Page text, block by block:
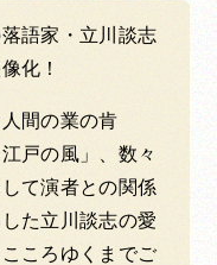
語家・立川談志
化！
間の業の肯
戸の風」、数々
て演者との関係
た立川談志の愛
ころゆくまでご